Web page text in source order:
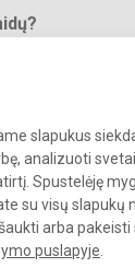
slapukus
analizuoti
Spustelėję
su visų slapukų
arba
puslapyje
Visos
sutikimo